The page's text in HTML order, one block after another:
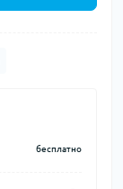
бесплатно